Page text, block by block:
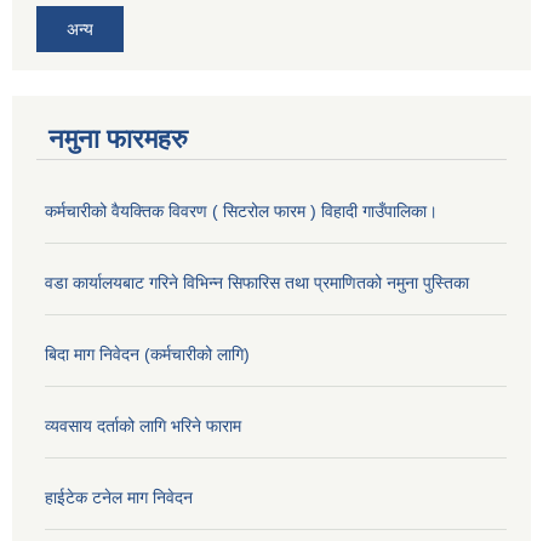
अन्य
नमुना फारमहरु
कर्मचारीको वैयक्तिक विवरण ( सिटरोल फारम ) विहादी गाउँपालिका।
वडा कार्यालयबाट गरिने विभिन्न सिफारिस तथा प्रमाणितको नमुना पुस्तिका
बिदा माग निवेदन (कर्मचारीको लागि)
व्यवसाय दर्ताको लागि भरिने फाराम
हाईटेक टनेल माग निवेदन